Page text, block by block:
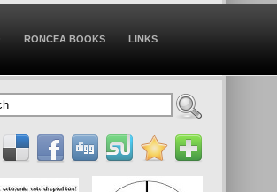
RONCEA BOOKS LINKS